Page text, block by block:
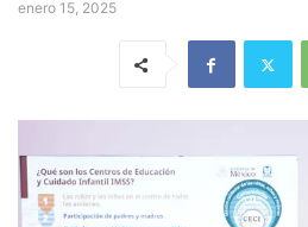
enero 15, 2025